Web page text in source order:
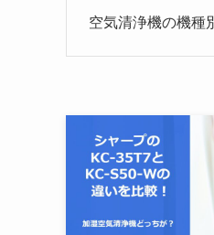
空気清浄機の機種